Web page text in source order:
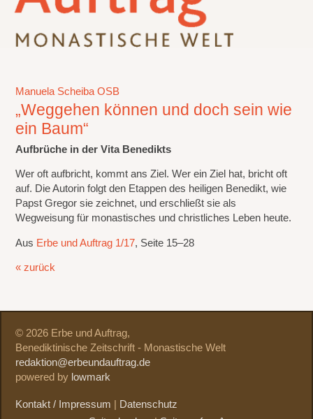
Manuela Scheiba OSB
„Weggehen können und doch sein wie
ein Baum“
Aufbrüche in der Vita Benedikts
Wer oft aufbricht, kommt ans Ziel. Wer ein Ziel hat, bricht oft
auf. Die Autorin folgt den Etappen des heiligen Benedikt, wie
Papst Gregor sie zeichnet, und erschließt sie als
Wegweisung für monastisches und christliches Leben heute.
Aus Erbe und Auftrag 1/17, Seite 15–28
« zurück
© 2026 Erbe und Auftrag,
Benediktinische Zeitschrift - Monastische Welt
redaktion@erbeundauftrag.de
powered by lowmark
Kontakt / Impressum
Datenschutz